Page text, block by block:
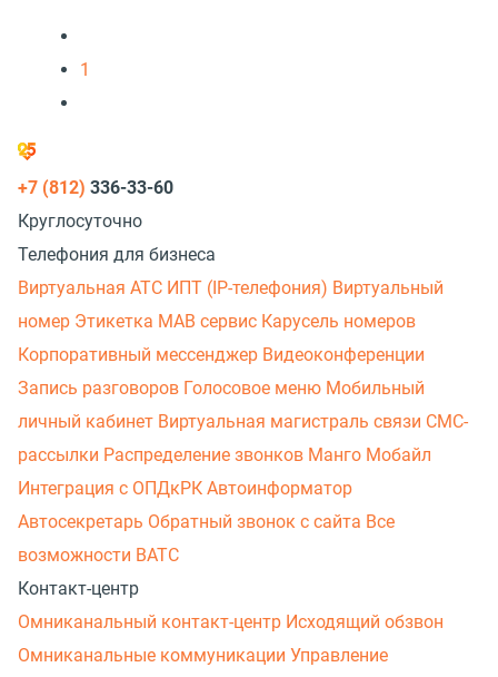
1
+7 (812) 336-33-60
Круглосуточно
Телефония для бизнеса
Виртуальная АТС ИПТ (IP-телефония) Виртуальный
номер Этикетка МАВ сервис Карусель номеров
Корпоративный мессенджер Видеоконференции
Запись разговоров Голосовое меню Мобильный
личный кабинет Виртуальная магистраль связи СМС-
рассылки Распределение звонков Манго Мобайл
Интеграция с ОПДкРК Автоинформатор
Автосекретарь Обратный звонок с сайта Все
возможности ВАТС
Контакт-центр
Омниканальный контакт-центр Исходящий обзвон
Омниканальные коммуникации Управление